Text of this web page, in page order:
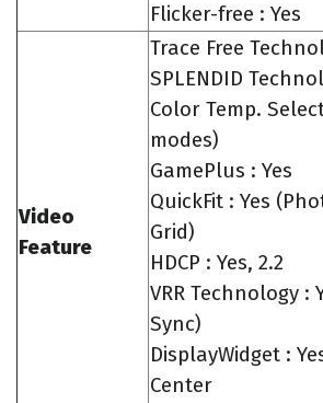
Flicker-free : Yes
Video
Feature
Trace Free
SPLENDID
Color Temp.
modes)
GamePlus : Yes
QuickFit : Yes
Grid)
HDCP : Yes, 2.2
VRR Technology :
Sync)
DisplayWidget :
Center